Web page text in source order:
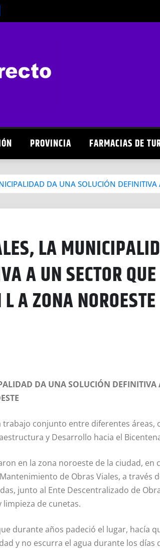
PROVINCIA FARMACIAS DE
DA UNA SOLUCIÓN
LA
A UN SECTOR
A ZONA NOROESTE
DA UNA SOLUCIÓN DEFINITIVA
trabajo conjunto entre diferentes áreas,
y Desarrollo hacia el
en la zona noroeste de la ciudad, en
de Obras Viales, a través
junto al Ente Descentralizado de
de cunetas.
durante años padeció el lugar, hacía
y no escurra el agua durante los días